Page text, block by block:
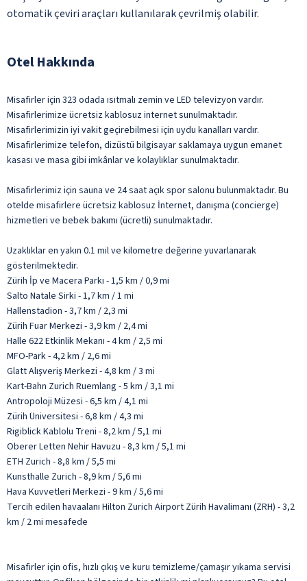
otomatik çeviri araçları kullanılarak çevrilmiş olabilir.
Otel Hakkında
Misafirler için 323 odada ısıtmalı zemin ve LED televizyon vardır.
Misafirlerimize ücretsiz kablosuz internet sunulmaktadır.
Misafirlerimizin iyi vakit geçirebilmesi için uydu kanalları vardır.
Misafirlerimize telefon, dizüstü bilgisayar saklamaya uygun emanet
kasası ve masa gibi imkânlar ve kolaylıklar sunulmaktadır.
Misafirlerimiz için sauna ve 24 saat açık spor salonu bulunmaktadır. Bu
otelde misafirlere ücretsiz kablosuz İnternet, danışma (concierge)
hizmetleri ve bebek bakımı (ücretli) sunulmaktadır.
Uzaklıklar en yakın 0.1 mil ve kilometre değerine yuvarlanarak
gösterilmektedir.
Zürih İp ve Macera Parkı - 1,5 km / 0,9 mi
Salto Natale Sirki - 1,7 km / 1 mi
Hallenstadion - 3,7 km / 2,3 mi
Zürih Fuar Merkezi - 3,9 km / 2,4 mi
Halle 622 Etkinlik Mekanı - 4 km / 2,5 mi
MFO-Park - 4,2 km / 2,6 mi
Glatt Alışveriş Merkezi - 4,8 km / 3 mi
Kart-Bahn Zurich Ruemlang - 5 km / 3,1 mi
Antropoloji Müzesi - 6,5 km / 4,1 mi
Zürih Üniversitesi - 6,8 km / 4,3 mi
Rigiblick Kablolu Treni - 8,2 km / 5,1 mi
Oberer Letten Nehir Havuzu - 8,3 km / 5,1 mi
ETH Zurich - 8,8 km / 5,5 mi
Kunsthalle Zurich - 8,9 km / 5,6 mi
Hava Kuvvetleri Merkezi - 9 km / 5,6 mi
Tercih edilen havaalanı Hilton Zurich Airport Zürih Havalimanı (ZRH) - 3,2
km / 2 mi mesafede
Misafirler için ofis, hızlı çıkış ve kuru temizleme/çamaşır yıkama servisi